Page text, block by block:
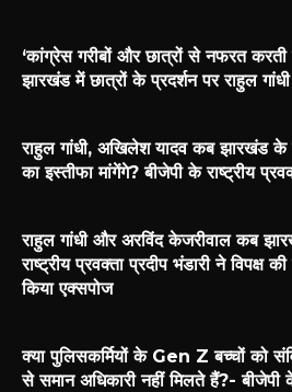
‘कांग्रेस गरीबों और छात्रों से नफरत करती
झारखंड में छात्रों के प्रदर्शन पर राहुल
राहुल गांधी, अखिलेश यादव कब झारखंड के
का इस्तीफा मांगेंगे? बीजेपी के राष्ट्रीय
राहुल गांधी और अरविंद केजरीवाल कब
राष्ट्रीय प्रवक्ता प्रदीप भंडारी ने विपक्ष
किया एक्सपोज
क्या पुलिसकर्मियों के Gen Z बच्चों को
से समान अधिकारी नहीं मिलते हैं?- बीजेपी के